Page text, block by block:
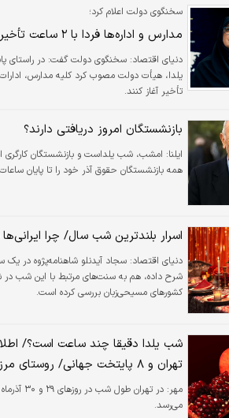
سخنگوی دولت اعلام کرد؛
مدارس و اداره‌ها فردا با ۲ ساعت تأخیر آغاز می‌شوند
دنیای اقتصاد: سخنگوی دولت گفت: در راستای
تأخیر آغاز کنند.
بازنشستگان امروز دریافتی دارند؟
ایلنا: امشب، شب یلداست و بازنشستگان کارگری
همه بازنشستگان حقوق آذر خود را تا پایان
اسرار بلند‌ترین شب سال/ چرا
دنیای اقتصاد: سجاد آیدنلو شاهنامه‌پژوه در
شرح داده، هم به سنت‌های مرتبط با این شب در
کشورهای مسیحی‌زبان بررسی کرده است.
شب یلدا دقیقا چند ساعت است؟/
تهران و ۸ پایتخت جهانی/ روستای مرزی بورآلان بلند‌ترین شب چله ایران را دارد
مهر:
می‌رسد.